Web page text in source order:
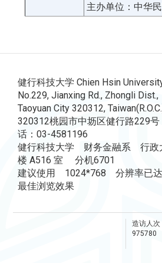
主办单位：中华
健行科技大学 Chien Hsin
No.229, Jianxing Rd., Zhongli Dist.,
Taoyuan City 320312,
320312桃园市中坜区健行路229
话：03-4581196
健行科技大学 财务金融系 行政
楼 A516 室 分机6701
建议使用 1024*768 分辨率已
最佳浏览效果
造访人次
975780